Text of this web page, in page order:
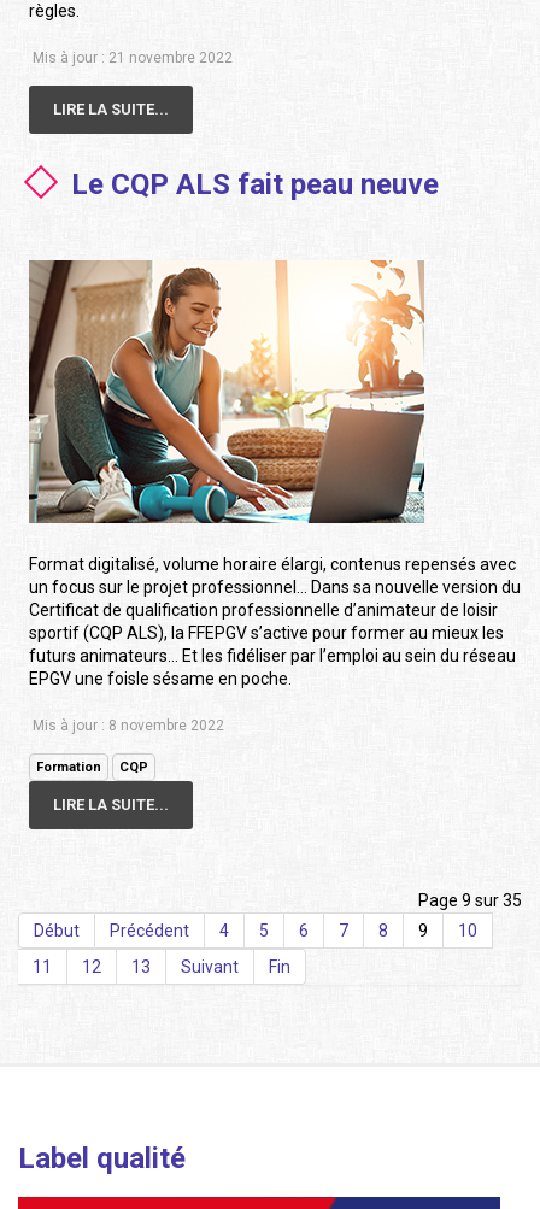
règles.
Mis à jour : 21 novembre 2022
LIRE LA SUITE...
Le CQP ALS fait peau neuve
Format digitalisé, volume horaire élargi, contenus repensés avec
un focus sur le projet professionnel… Dans sa nouvelle version du
Certificat de qualification professionnelle d’animateur de loisir
sportif (CQP ALS), la FFEPGV s’active pour former au mieux les
futurs animateurs… Et les fidéliser par l’emploi au sein du réseau
EPGV une foisle sésame en poche.
Mis à jour : 8 novembre 2022
Formation CQP
LIRE LA SUITE...
Page 9 sur 35
Début
Précédent 4 5 6 7 8 9
10
11
12 13 Suivant Fin
Label qualité